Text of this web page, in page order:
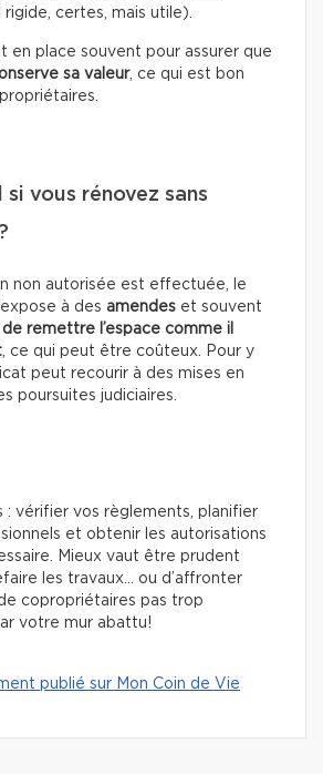
certes, mais utile).
en place souvent pour assurer que
sa valeur, ce qui est bon
si vous rénovez sans
non autorisée est effectuée, le
à des amendes et souvent
remettre l’espace comme il
, ce qui peut être coûteux. Pour y
peut recourir à des mises en
poursuites judiciaires.
: vérifier vos règlements, planifier
et obtenir les autorisations
Mieux vaut être prudent
les travaux… ou d’affronter
copropriétaires pas trop
votre mur abattu!
publié sur Mon Coin de Vie